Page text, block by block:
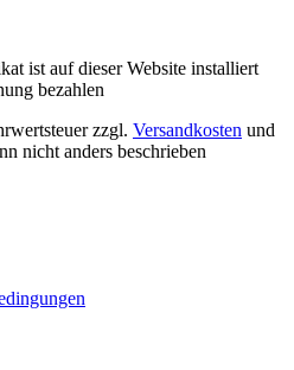
ist auf dieser Website installiert
bezahlen
zzgl. Versandkosten und
nicht anders beschrieben